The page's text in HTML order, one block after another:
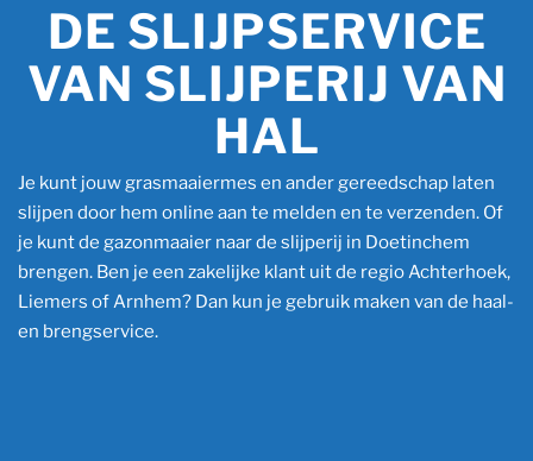
DE SLIJPSERVICE
VAN SLIJPERIJ VAN
HAL
Je kunt jouw grasmaaiermes en ander gereedschap laten
slijpen door hem online aan te melden en te verzenden. Of
je kunt de gazonmaaier naar de slijperij in Doetinchem
brengen. Ben je een zakelijke klant uit de regio Achterhoek,
Liemers of Arnhem? Dan kun je gebruik maken van de haal-
en brengservice.